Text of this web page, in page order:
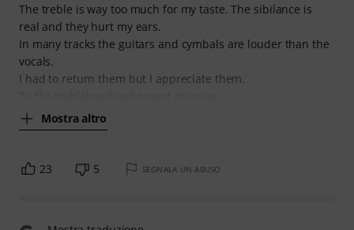
The treble is way too much for my taste. The sibilance is
real and they hurt my ears.
In many tracks the guitars and cymbals are louder than the
vocals.
I had to return them but I appreciate them.
Mostra altro
23 5 SEGNALA UN ABUSO